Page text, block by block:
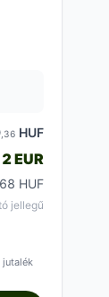
,36 HUF
2 EUR
HUF
jellegű